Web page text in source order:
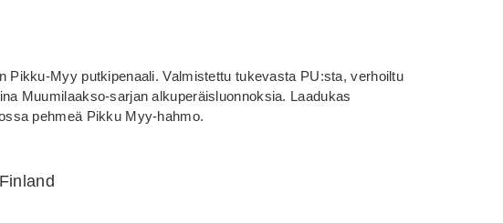
Pikku-Myy putkipenaali. Valmistettu tukevasta PU:sta, verhoiltu
Muumilaakso-sarjan alkuperäisluonnoksia. Laadukas
pehmeä Pikku Myy-hahmo.